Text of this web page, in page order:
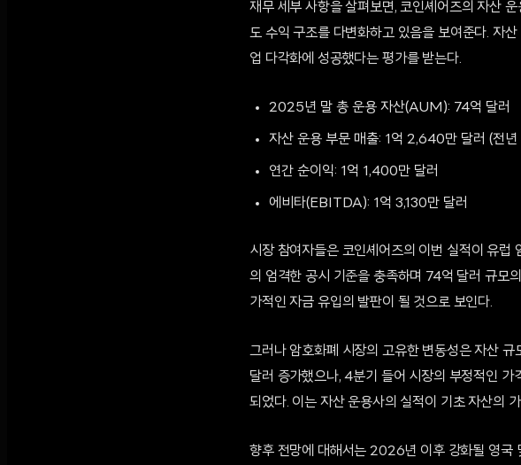
재무 세부 사항을 살펴보면, 코인셰어즈의 자산
도 수익 구조를 다변화하고 있음을 보여준다. 자
업 다각화에 성공했다는 평가를 받는다.
2025년 말 총 운용 자산(AUM): 74억 달러
자산 운용 부문 매출: 1억 2,640만 달러 (전
연간 순이익: 1억 1,400만 달러
에비타(EBITDA): 1억 3,130만 달러
시장 참여자들은 코인셰어즈의 이번 실적이 유럽
의 엄격한 공시 기준을 충족하며 74억 달러 규모
가적인 자금 유입의 발판이 될 것으로 보인다.
그러나 암호화폐 시장의 고유한 변동성은 자산
달러 증가했으나, 4분기 들어 시장의 부정적인
되었다. 이는 자산 운용사의 실적이 기초 자산의
향후 전망에 대해서는 2026년 이후 강화될 영국